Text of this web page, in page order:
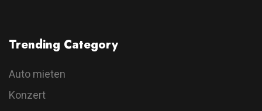
Trending Category
Auto mieten
Konzert